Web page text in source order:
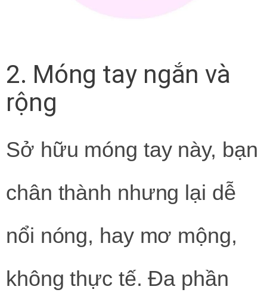
2. Móng tay ngắn và
rộng
Sở hữu móng tay này, bạn
chân thành nhưng lại dễ
nổi nóng, hay mơ mộng,
không thực tế. Đa phần